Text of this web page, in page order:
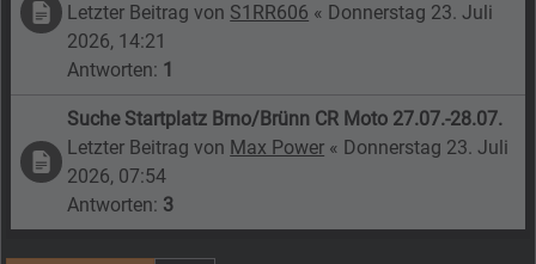
Letzter Beitrag von S1RR606 « Donnerstag 23. Juli
2026, 14:21
Antworten: 1
Suche Startplatz Brno/Brünn CR Moto 27.07.-28.07.
Letzter Beitrag von Max Power « Donnerstag 23. Juli
2026, 07:54
Antworten: 3